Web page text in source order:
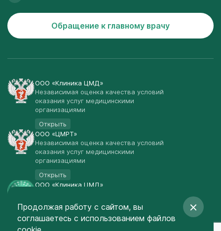
Обращение к главному врачу
ООО «Клиника ЦМД»
Независимая оценка качества условий
оказания услуг медицинскими
организациями
Открыть
ООО «ЦМРТ»
Независимая оценка качества условий
оказания услуг медицинскими
организациями
Открыть
ООО «Клиника ЦМД»
Открыть
© Клиника ЦМД 2003-2026
Продолжая работу с сайтом, вы
соглашаетесь с использованием файлов